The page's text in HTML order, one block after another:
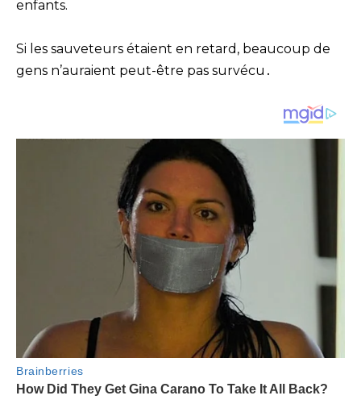
enfants.
Si les sauveteurs étaient en retard, beaucoup de
gens n’auraient peut-être pas survécu․